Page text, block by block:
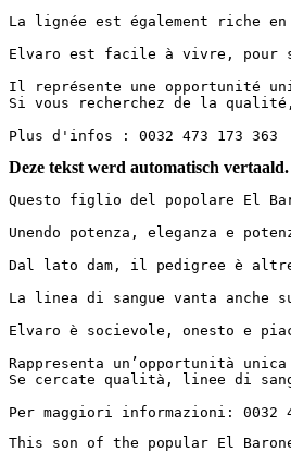
La lignée est également riche
Elvaro est facile à vivre, pour
Il représente une opportunité
Si vous recherchez de la
Plus d'infos : 0032 473 173 363
Deze tekst werd automatisch vertaald.
Questo figlio del popolare El
Unendo potenza, eleganza e
Dal lato dam, il pedigree è
La linea di sangue vanta anche
Elvaro è socievole, onesto e
Rappresenta un’opportunità
Se cercate qualità, linee di
Per maggiori informazioni: 0032
This son of the popular El